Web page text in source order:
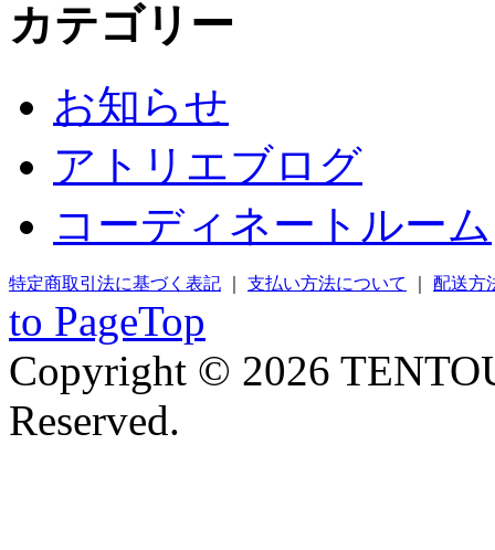
カテゴリー
お知らせ
アトリエブログ
コーディネートルーム
特定商取引法に基づく表記 支払い方法について 配送方
to PageTop
Copyright © 2026
Reserved.